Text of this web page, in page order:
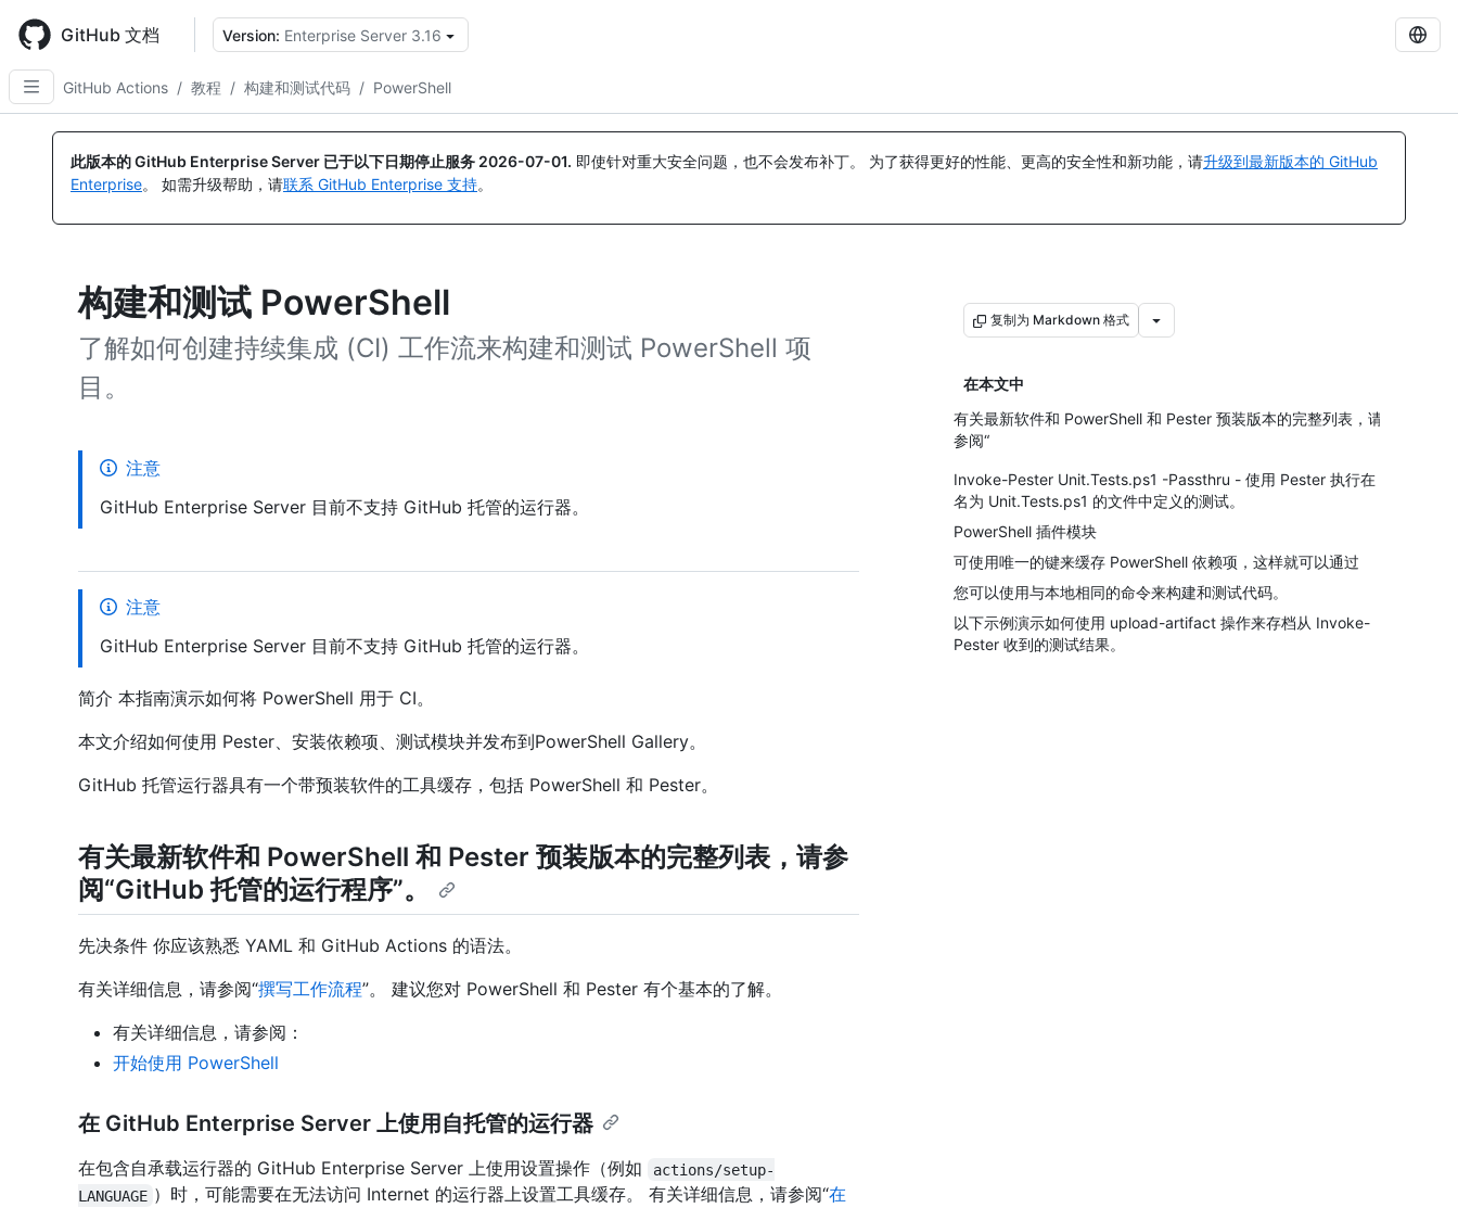
main
content
GitHub 文档 Version: Enterprise Server 3.16
GitHub Actions / 教程 / 构建和测试代码 / PowerShell
此版本的 GitHub Enterprise Server 已于以下日期停止服务 2026-07-01. 即使针对重大安全问题，也不会发布补丁。 为了获得更好的性能、更高的安全性和新功能，请升级到最新版本的 GitHub
Enterprise。 如需升级帮助，请联系 GitHub Enterprise 支持。
构建和测试 PowerShell
了解如何创建持续集成 (CI) 工作流来构建和测试 PowerShell 项
目。
复制为 Markdown 格式
在本文中
有关最新软件和 PowerShell 和 Pester 预装版本的完整列表，请
参阅“
Invoke-Pester Unit.Tests.ps1 -Passthru - 使用 Pester 执行在
名为 Unit.Tests.ps1 的文件中定义的测试。
PowerShell 插件模块
可使用唯一的键来缓存 PowerShell 依赖项，这样就可以通过
您可以使用与本地相同的命令来构建和测试代码。
以下示例演示如何使用 upload-artifact 操作来存档从 Invoke-
Pester 收到的测试结果。
注意
GitHub Enterprise Server 目前不支持 GitHub 托管的运行器。
注意
GitHub Enterprise Server 目前不支持 GitHub 托管的运行器。
简介 本指南演示如何将 PowerShell 用于 CI。
本文介绍如何使用 Pester、安装依赖项、测试模块并发布到PowerShell Gallery。
GitHub 托管运行器具有一个带预装软件的工具缓存，包括 PowerShell 和 Pester。
有关最新软件和 PowerShell 和 Pester 预装版本的完整列表，请参
阅“GitHub 托管的运行程序”。
先决条件 你应该熟悉 YAML 和 GitHub Actions 的语法。
有关详细信息，请参阅“撰写工作流程”。 建议您对 PowerShell 和 Pester 有个基本的了解。
有关详细信息，请参阅：
开始使用 PowerShell
在 GitHub Enterprise Server 上使用自托管的运行器
在包含自承载运行器的 GitHub Enterprise Server 上使用设置操作（例如
actions/setup-
LANGUAGE ）时，可能需要在无法访问 Internet 的运行器上设置工具缓存。 有关详细信息，请参阅“在